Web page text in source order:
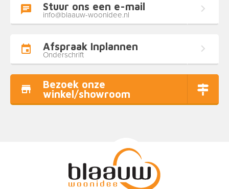
Stuur ons een e-mail
info@blaauw-woonidee.nl
Afspraak Inplannen
Onderschrift
Bezoek onze
winkel/showroom